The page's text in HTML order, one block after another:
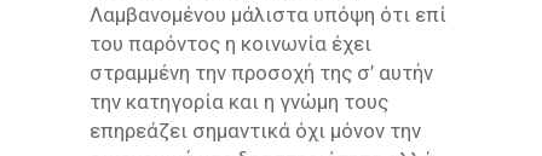
Λαμβανομένου μάλιστα υπόψη ότι επί
του παρόντος η κοινωνία έχει
στραμμένη την προσοχή της σ’ αυτήν
την κατηγορία και η γνώμη τους
επηρεάζει σημαντικά όχι μόνον την